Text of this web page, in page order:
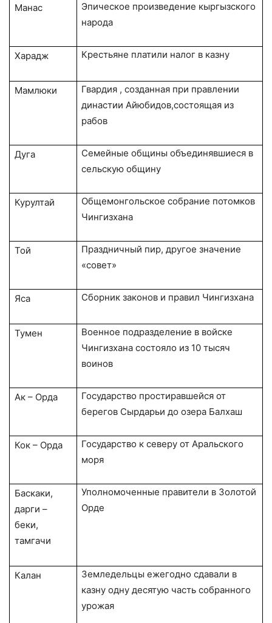
Манас
Эпическое произведение кыргызского
народа
Харадж Крестьяне платили налог в казну
Мамлюки
Гвардия , созданная при правлении
династии Айюбидов,состоящая из
рабов
Дуга
Семейные общины объединявшиеся в
сельскую общину
Курултай
Общемонгольское собрание потомков
Чингизхана
Той
Праздничный пир, другое значение
«совет»
Яса Сборник законов и правил Чингизхана
Тумен
Военное подразделение в войске
Чингизхана состояло из 10 тысяч
воинов
Ак – Орда
Государство простиравшейся от
берегов Сырдарьи до озера Балхаш
Кок – Орда
Государство к северу от Аральского
моря
Баскаки,
дарги –
беки,
тамгачи
Уполномоченные правители в Золотой
Орде
Калан
Земледельцы ежегодно сдавали в
казну одну десятую часть собранного
урожая